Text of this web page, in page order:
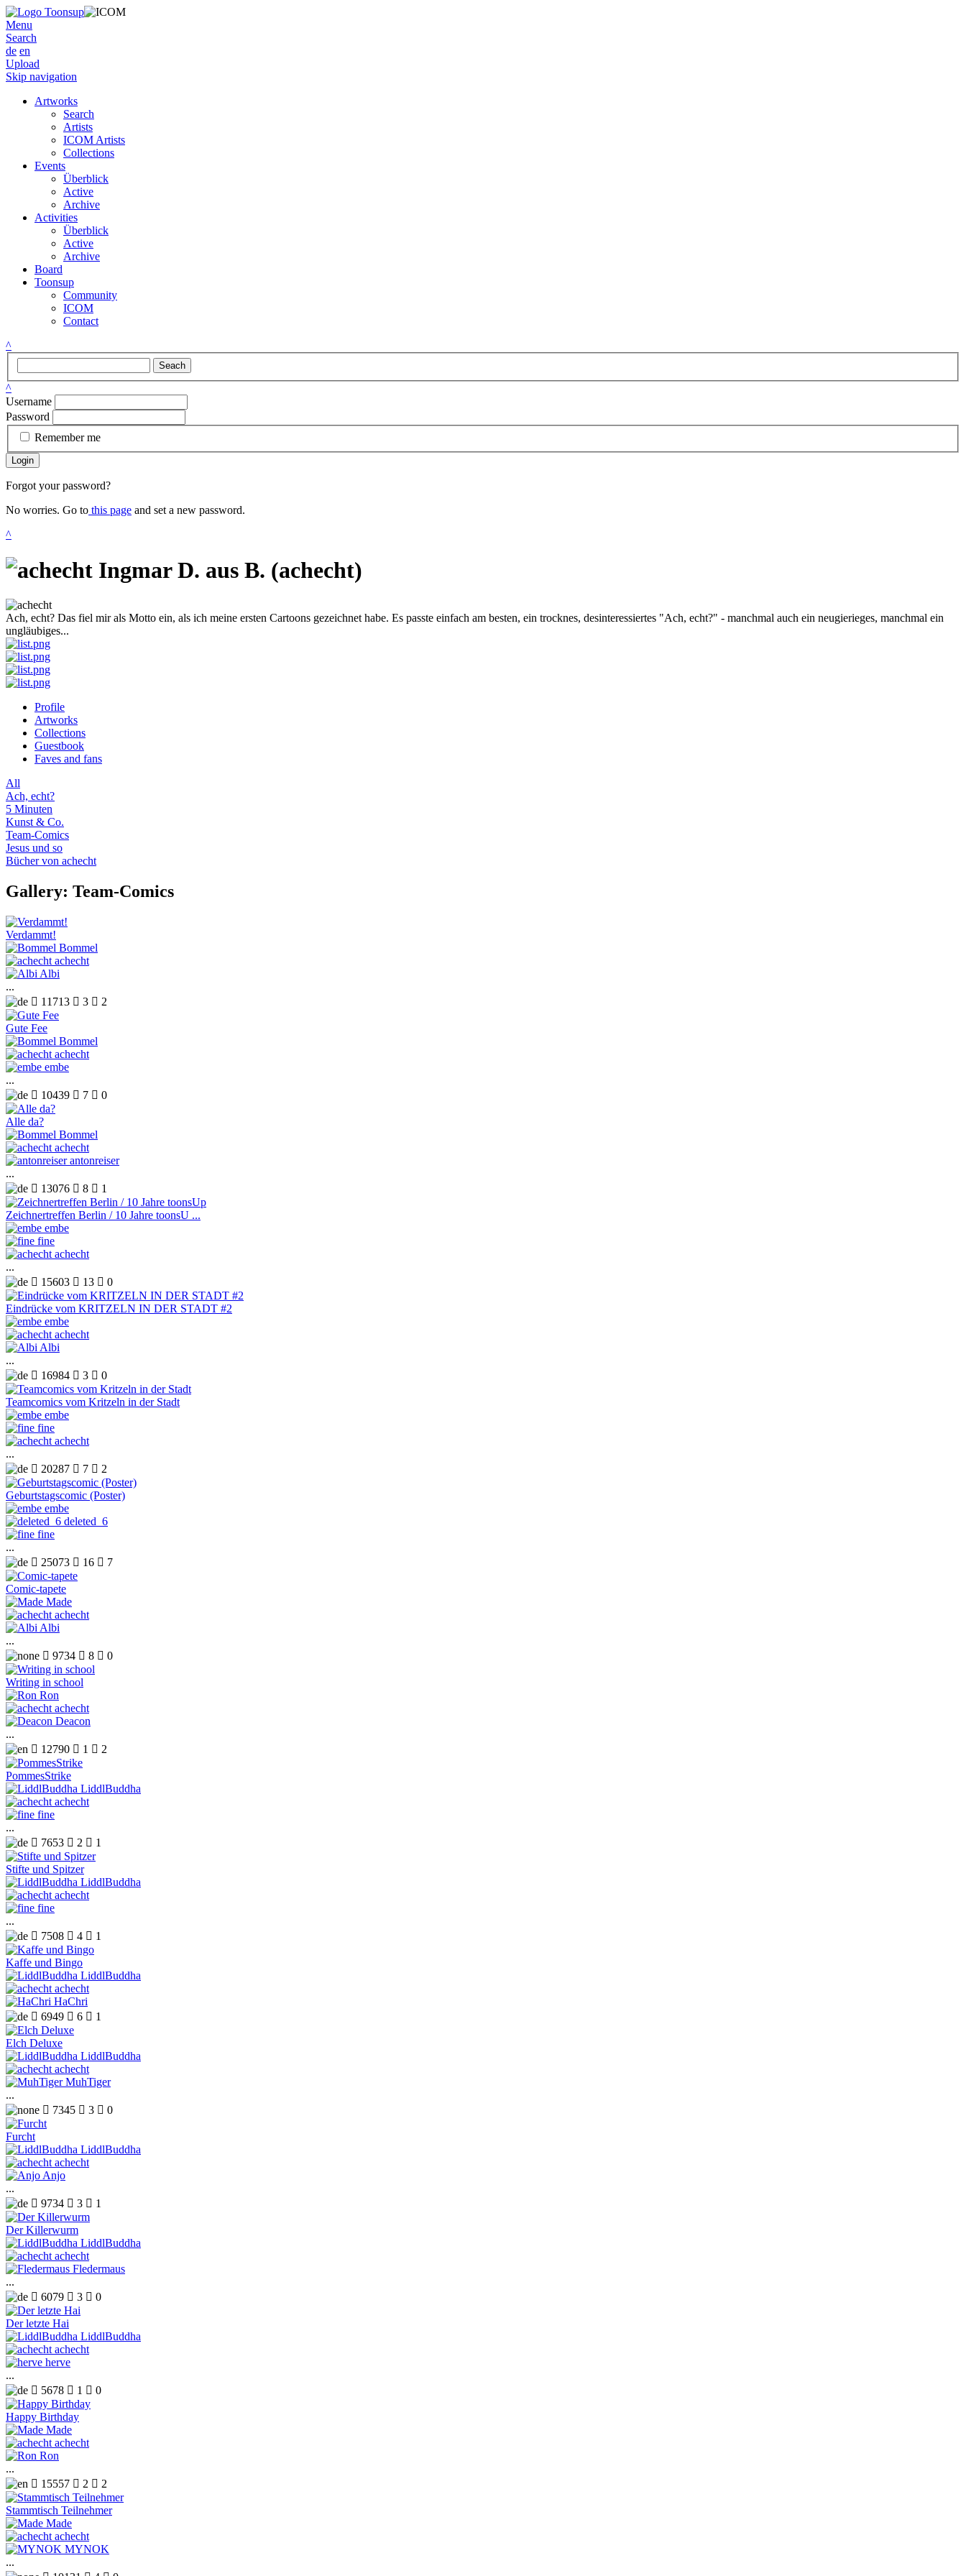
Menu
Search
de en
Upload
Skip navigation
Artworks
Search
Artists
ICOM Artists
Collections
Events
Überblick
Active
Archive
Activities
Überblick
Active
Archive
Board
Toonsup
Community
ICOM
Contact
^
Seach
^
Username
Password
Remember me
Login
Forgot your password?
No worries. Go to this page and set a new password.
^
Ingmar D. aus B. (achecht)
Ach, echt? Das fiel mir als Motto ein, als ich meine ersten Cartoons gezeichnet habe. Es passte einfach am besten, ein trocknes, desinteressiertes "Ach, echt?" - manchmal auch ein neugierieges, manchmal ein
ungläubiges...
Profile
Artworks
Collections
Guestbook
Faves and fans
All
Ach, echt?
5 Minuten
Kunst & Co.
Team-Comics
Jesus und so
Bücher von achecht
Gallery: Team-Comics
Verdammt!
Bommel
achecht
Albi
...
 11713  3  2
Gute Fee
Bommel
achecht
embe
...
 10439  7  0
Alle da?
Bommel
achecht
antonreiser
...
 13076  8  1
Zeichnertreffen Berlin / 10 Jahre toonsU ...
embe
fine
achecht
...
 15603  13  0
Eindrücke vom KRITZELN IN DER STADT #2
embe
achecht
Albi
...
 16984  3  0
Teamcomics vom Kritzeln in der Stadt
embe
fine
achecht
...
 20287  7  2
Geburtstagscomic (Poster)
embe
deleted_6
fine
...
 25073  16  7
Comic-tapete
Made
achecht
Albi
...
 9734  8  0
Writing in school
Ron
achecht
Deacon
...
 12790  1  2
PommesStrike
LiddlBuddha
achecht
fine
...
 7653  2  1
Stifte und Spitzer
LiddlBuddha
achecht
fine
...
 7508  4  1
Kaffe und Bingo
LiddlBuddha
achecht
HaChri
 6949  6  1
Elch Deluxe
LiddlBuddha
achecht
MuhTiger
...
 7345  3  0
Furcht
LiddlBuddha
achecht
Anjo
...
 9734  3  1
Der Killerwurm
LiddlBuddha
achecht
Fledermaus
...
 6079  3  0
Der letzte Hai
LiddlBuddha
achecht
herve
...
 5678  1  0
Happy Birthday
Made
achecht
Ron
...
 15557  2  2
Stammtisch Teilnehmer
Made
achecht
MYNOK
...